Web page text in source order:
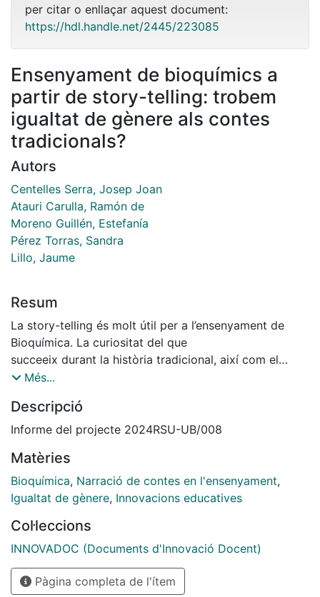
per citar o enllaçar aquest document:
https://hdl.handle.net/2445/223085
Ensenyament de bioquímics a
partir de story-telling: trobem
igualtat de gènere als contes
tradicionals?
Autors
Centelles Serra, Josep Joan
Atauri Carulla, Ramón de
Moreno Guillén, Estefanía
Pérez Torras, Sandra
Lillo, Jaume
Resum
La story-telling és molt útil per a l’ensenyament de
Bioquímica. La curiositat del que
succeeix durant la història tradicional, així com el
record de la infantesa de quan se li
s’identifiqui amb el protagonista [6, 7]
i aprengui amb més intensitat els aspectes de
antecedents d’aquest projecte havíem presentat en
diversos congressos els contes de “La
Ventafocs” (LOGOS2023) [9] i de “La Sireneta”
d’Arachne (ARTC2024) [10]. L’objectiu principal
d’aquest projecte va consistir en cercar
diversos aspectes relacionats amb Bioquímica a les
històries tradicionals, i en el context
Més...
Descripció
Informe del projecte 2024RSU-UB/008
Matèries
Bioquímica, Narració de contes en l'ensenyament,
Igualtat de gènere, Innovacions educatives
Col·leccions
INNOVADOC (Documents d'Innovació Docent)
Pàgina completa de l'ítem